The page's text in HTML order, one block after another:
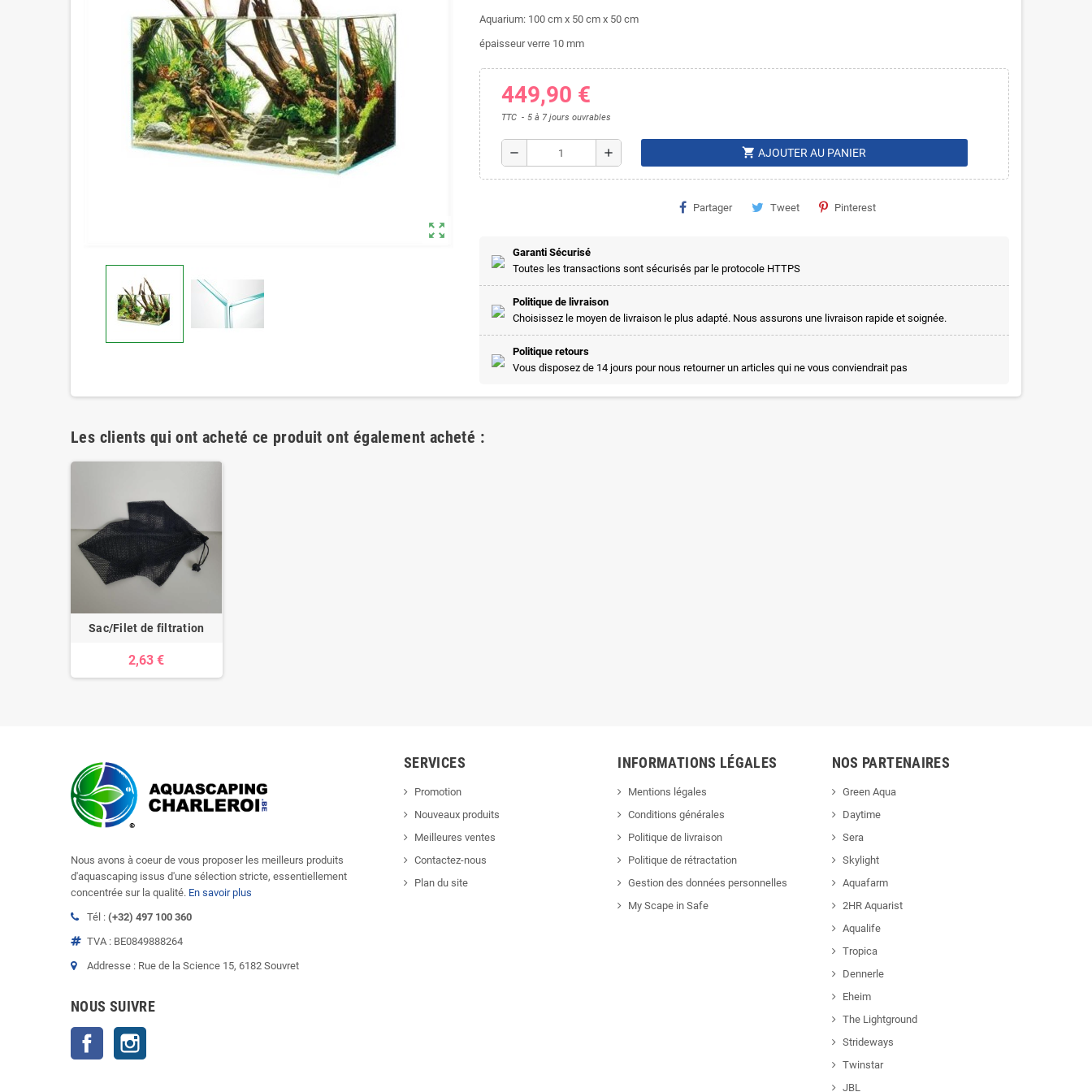
zoom_out_map
Aquarium: 100 cm x 50 cm x 50 cm
épaisseur verre 10 mm
449,90 €
TTC 5 à 7 jours ouvrables
remove add shopping_cart AJOUTER AU PANIER
Partager Tweet Pinterest
Garanti Sécurisé
Toutes les transactions sont sécurisés par le protocole HTTPS
Politique de livraison
Choisissez le moyen de livraison le plus adapté. Nous assurons une livraison rapide et soignée.
Politique retours
Vous disposez de 14 jours pour nous retourner un articles qui ne vous conviendrait pas
Les clients qui ont acheté ce produit ont également acheté :
Sac/Filet de filtration
2,63 €
Nous avons à coeur de vous proposer les meilleurs produits
d'aquascaping issus d'une sélection stricte, essentiellement
concentrée sur la qualité. En savoir plus
Tél : (+32) 497 100 360
TVA : BE0849888264
Addresse : Rue de la Science 15, 6182 Souvret
NOUS SUIVRE
Facebook
SERVICES
Promotion
Nouveaux produits
Meilleures ventes
Contactez-nous
Plan du site
INFORMATIONS LÉGALES
Mentions légales
Conditions générales
Politique de livraison
Politique de rétractation
Gestion des données personnelles
My Scape in Safe
NOS PARTENAIRES
Green Aqua
Daytime
Sera
Skylight
Aquafarm
2HR Aquarist
Aqualife
Tropica
Dennerle
Eheim
The Lightground
Strideways
Twinstar
JBL